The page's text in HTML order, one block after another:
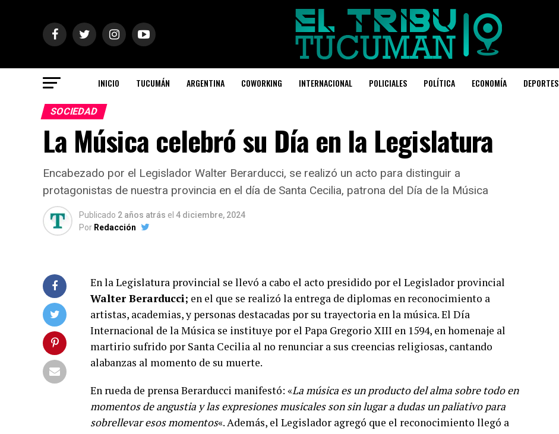
INICIO TUCUMÁN ARGENTINA COWORKING INTERNACIONAL POLICIALES POLÍTICA ECONOMÍA DEPORTES
SOCIEDAD
La Música celebró su Día en la Legislatura
Encabezado por el Legislador Walter Berarducci, se realizó un acto para distinguir a
protagonistas de nuestra provincia en el día de Santa Cecilia, patrona del Día de la Música
Publicado 2 años atrás el 4 diciembre, 2024
Por Redacción
En la Legislatura provincial se llevó a cabo el acto presidido por el Legislador provincial
Walter Berarducci; en el que se realizó la entrega de diplomas en reconocimiento a
artistas, academias, y personas destacadas por su trayectoria en la música. El Día
Internacional de la Música se instituye por el Papa Gregorio XIII en 1594, en homenaje al
martirio sufrido por Santa Cecilia al no renunciar a sus creencias religiosas, cantando
alabanzas al momento de su muerte.
En rueda de prensa Berarducci manifestó: «La música es un producto del alma sobre todo en
momentos de angustia y las expresiones musicales son sin lugar a dudas un paliativo para
sobrellevar esos momentos«. Además, el Legislador agregó que el reconocimiento llegó a